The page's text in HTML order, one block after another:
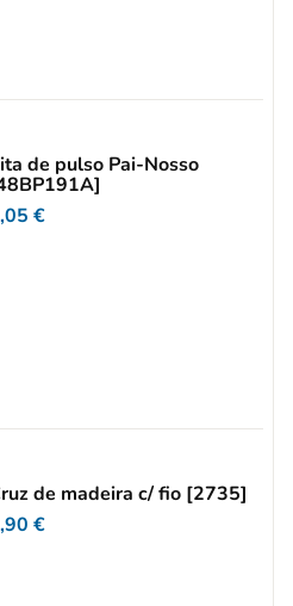
de pulso Pai-Nosso
€
de madeira c/ fio [2735]
€